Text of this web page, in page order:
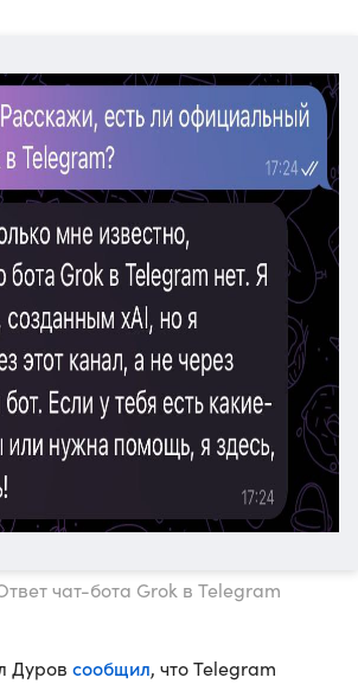
чат-бота Grok в Telegram
Дуров сообщил, что Telegram